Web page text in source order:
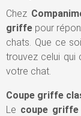
Chez
griffe pour
chats. Que ce
trouvez celui qui
votre chat.
Coupe griffe
Le coupe griffe